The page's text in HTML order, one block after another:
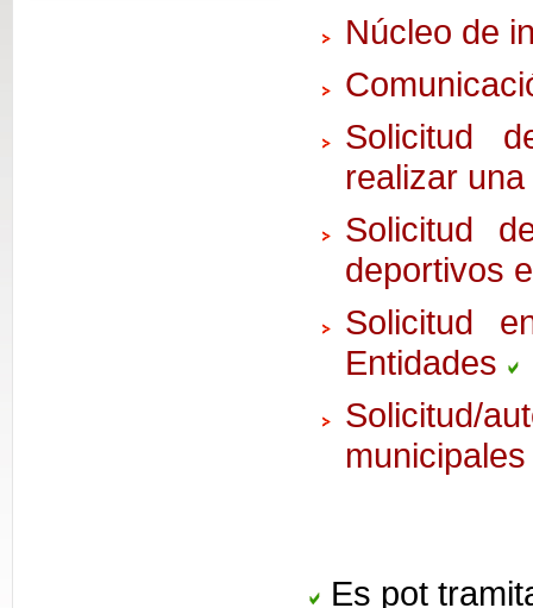
Núcleo de
Solicitud
realizar
Solicitud
deportivos
Solicitud
Entidades
Solicitud/
Es pot